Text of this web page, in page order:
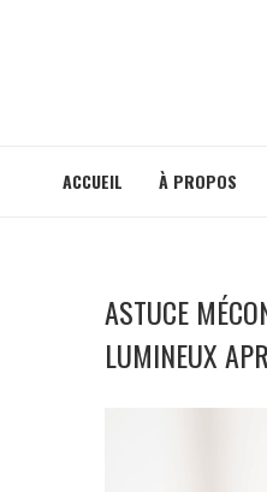
ACCUEIL À PROPOS
ASTUCE
LUMINEUX